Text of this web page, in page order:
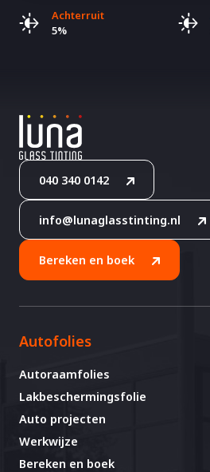
Achterruit
5%
040 340 0142
info@lunaglasstinting.nl
Bereken en boek
Autofolies
Autoraamfolies
Lakbeschermingsfolie
Auto projecten
Werkwijze
Bereken en boek